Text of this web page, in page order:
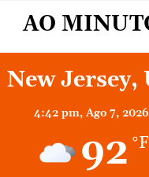
AO
New Jersey,
4:42 pm,Ago 7, 2026
92 °F